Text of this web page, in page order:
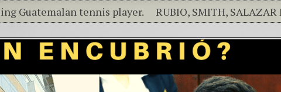
tennis player. RUBIO, SMITH, SALAZAR RAISE
Confiamos en Dios y él nos dará la victoria y libertad
in the Kremlin Service
The Influence Network